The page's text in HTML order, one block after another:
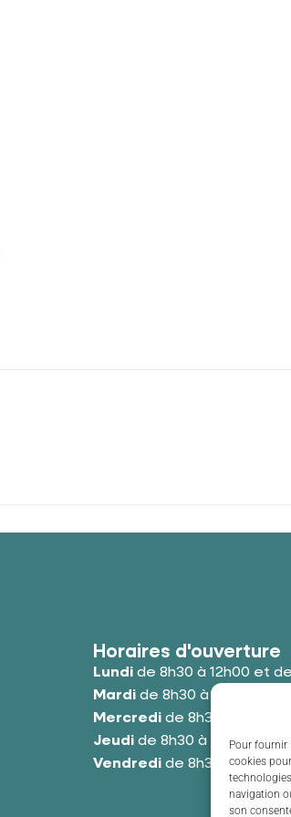
Pour fournir
cookies
navigation
son
Horaires d'ouverture
Lundide 8h30 à 12h00 et de
Mardide 8h30 à 12h00 et de
Mercredide 8h30 à 12h00
Jeudide 8h30 à 12h00 et
Vendredide 8h30 à 12h00